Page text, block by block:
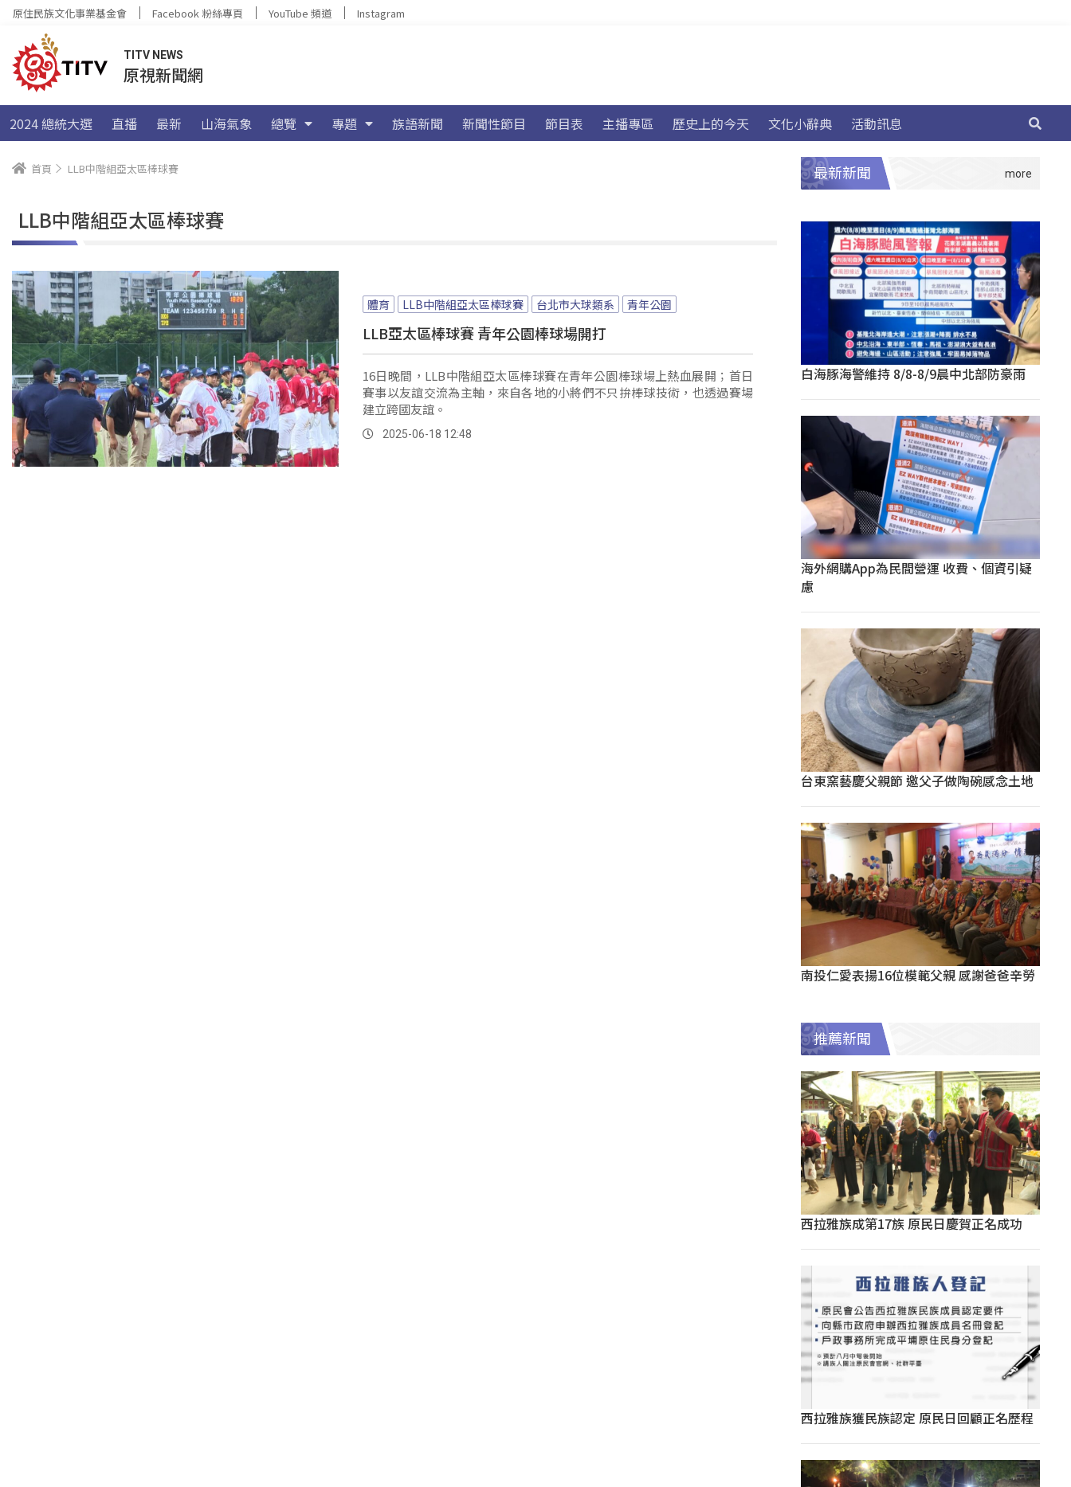
原住民族文化事業基金會 Facebook 粉絲專頁 YouTube 頻道 Instagram
TITV NEWS
原視新聞網
2024 總統大選 直播 最新 山海氣象 總覽 專題 族語新聞 新聞性節目 節目表 主播專區 歷史上的今天 文化小辭典 活動訊息
首頁 LLB中階組亞太區棒球賽
LLB中階組亞太區棒球賽
體育 LLB中階組亞太區棒球賽 台北市大球類系 青年公園
LLB亞太區棒球賽 青年公園棒球場開打
16日晚間，LLB中階組亞太區棒球賽在青年公園棒球場上熱血展開；首日
賽事以友誼交流為主軸，來自各地的小將們不只拚棒球技術，也透過賽場
建立跨國友誼。
2025-06-18 12:48
最新新聞
白海豚海警維持 8/8-8/9晨中北部防豪雨
海外網購App為民間營運 收費、個資引疑
慮
台東窯藝慶父親節 邀父子做陶碗感念土地
南投仁愛表揚16位模範父親 感謝爸爸辛勞
推薦新聞
西拉雅族成第17族 原民日慶賀正名成功
西拉雅族獲民族認定 原民日回顧正名歷程